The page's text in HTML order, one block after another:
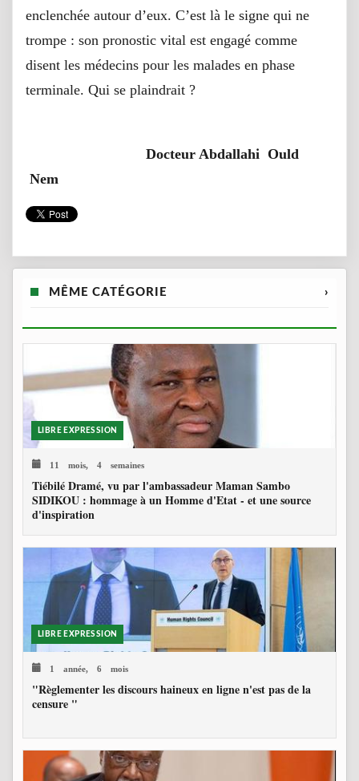
enclenchée autour d’eux. C’est là le signe qui ne
trompe : son pronostic vital est engagé comme
disent les médecins pour les malades en phase
terminale. Qui se plaindrait ?
Docteur Abdallahi Ould
Nem
MÊME CATÉGORIE ›
LIBRE EXPRESSION
11 mois, 4 semaines
Tiébilé Dramé, vu par l'ambassadeur Maman Sambo
SIDIKOU : hommage à un Homme d'Etat - et une source
d'inspiration
LIBRE EXPRESSION
1 année, 6 mois
"Règlementer les discours haineux en ligne n'est pas de la
censure "